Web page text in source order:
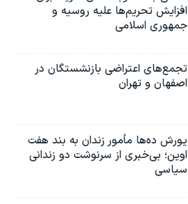
افزایش تحریم‌ها علیه روسیه و
جمهوری اسلامی
تجمع‌های اعتراضی بازنشستگان در
اصفهان و تهران
یورش ده‌ها مأمور زندان به بند هفت
اوین؛ بی‌خبری از سرنوشت دو زندانی
سیاسی